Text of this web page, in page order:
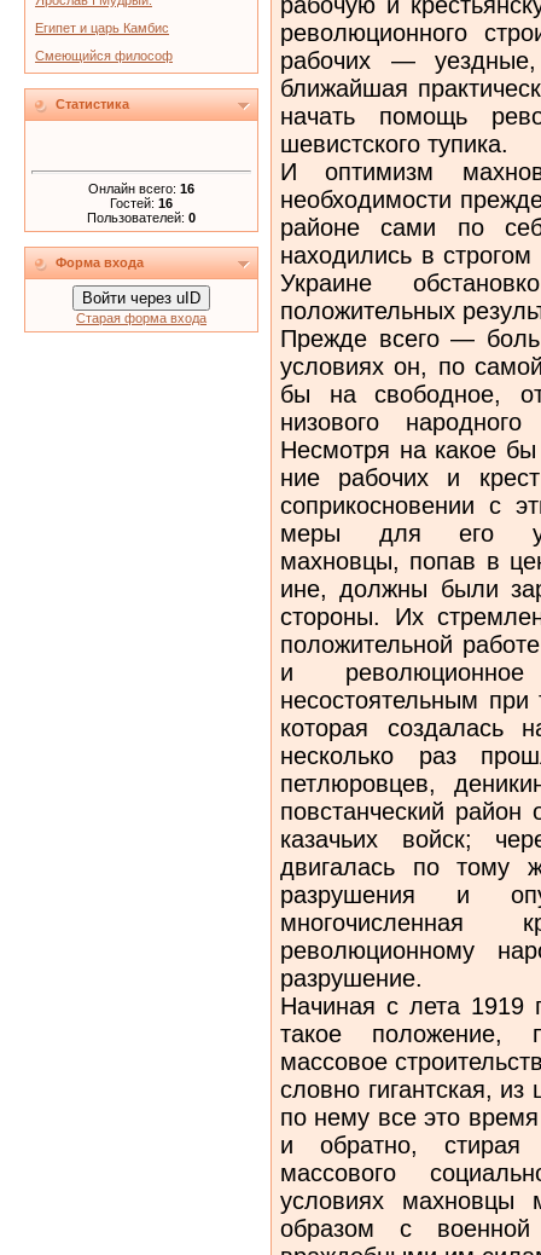
Египет и царь Камбис
Смеющийся философ
Статистика
Онлайн всего: 16
Гостей: 16
Пользователей: 0
Форма входа
Войти через uID
Старая форма входа
революционного
рабочих —
ближайшая
начать помощь
шевистского тупика.
И оптимизм
необходимости
районе сами по
находились в
Украине
положительных
Прежде всего —
условиях он, по
бы на свободное,
низового
Несмотря на какое
ние рабочих и
соприкосновении с
меры для его
махновцы, попав в
ине, должны были
стороны. Их
положительной
и
несостоятельным при
которая со­здалась
несколько раз
петлюровцев,
повстанческий
ка­зачьих войск;
двигалась по тому
разрушения и
многочисленная
революционному
разрушение.
Начиная с лета 1919
такое положение,
массовое
словно гигантская,
по нему все это
и обратно,
массового
условиях махновцы
образом с